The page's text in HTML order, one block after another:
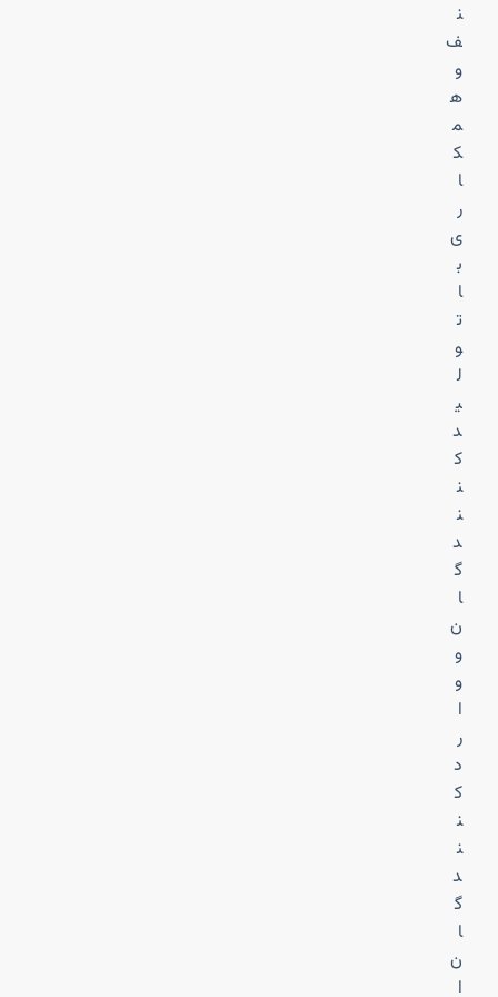
ن
ف
و
ه
م
ک
ا
ر
ی
ب
ا
ت
و
ل
ی
د
ک
ن
ن
د
گ
ا
ن
و
و
ا
ر
د
ک
ن
ن
د
گ
ا
ن
ا